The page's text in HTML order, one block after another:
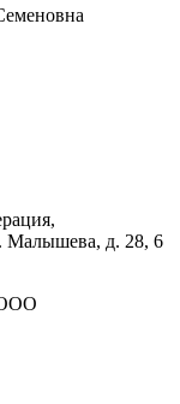
Малышева, д. 28, 6
ООО